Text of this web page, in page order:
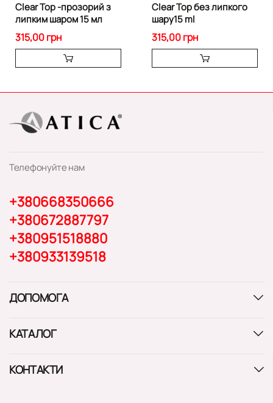
Clear Top -прозорий з
липким шаром 15 мл
315,00 грн
Clear Top без липкого
шару15 ml
315,00 грн
Телефонуйте нам
+380668350666
+380672887797
+380951518880
+380933139518
ДОПОМОГА
КАТАЛОГ
КОНТАКТИ